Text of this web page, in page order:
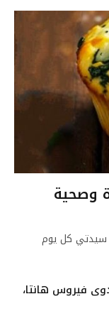
وصحية
كل يوم
فيروس هانتا،